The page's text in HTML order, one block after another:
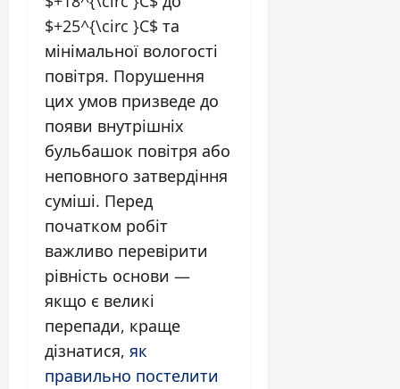
$+25^{\circ }C$ та
мінімальної вологості
повітря. Порушення
цих умов призведе до
появи внутрішніх
бульбашок повітря або
неповного затвердіння
суміші. Перед
початком робіт
важливо перевірити
рівність основи —
якщо є великі
перепади, краще
дізнатися, як
правильно постелити